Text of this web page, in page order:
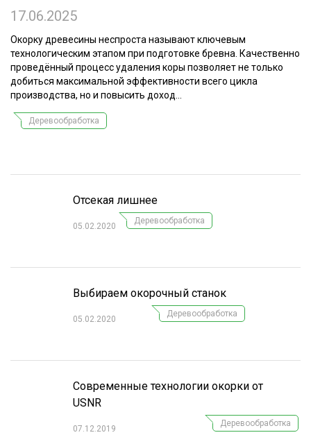
КОМПЛЕКСНАЯ ПЕРЕРАБОТКА
ЛЕСОПИЛЕНИЕ
ДЕРЕВЯННОЕ ДОМОСТРОЕНИЕ
17.06.2025
Окорку древесины неспроста называют ключевым
технологическим этапом при подготовке бревна. Качественно
проведённый процесс удаления коры позволяет не только
добиться максимальной эффективности всего цикла
производства, но и повысить доход...
Деревообработка
Отсекая лишнее
05.02.2020
Деревообработка
Выбираем окорочный станок
05.02.2020
Деревообработка
Современные технологии окорки от
USNR
07.12.2019
Деревообработка